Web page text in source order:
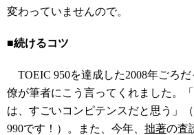
変わっていませんので。
■続けるコツ
TOEIC 950を達成した2008年ごろ
僚が筆者にこう言ってくれました。
は、すごいコンピテンスだと思う」
990です！）。また、今年、 拙著の査